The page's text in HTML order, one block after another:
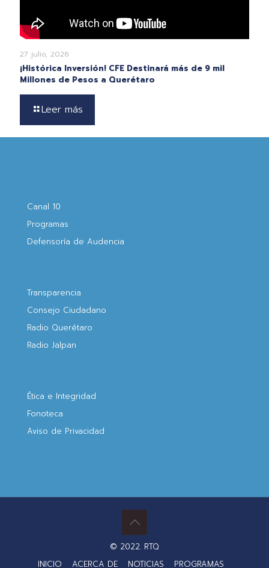
27 julio, 2026
¡Histórica Inversión! CFE Destinará más de 9 mil
Millones de Pesos a Querétaro
Leer más
Canal 10
Programas
Defensoría de Audencia
Transparencia
Consejo Ciudadano
Radio Querétaro
Radio Jalpan
Ética e Integridad
Fonoteca
Aviso de Privacidad
© 2022. RTQ
INICIO
ACERCA DE NOTICIAS PROGRAMAS